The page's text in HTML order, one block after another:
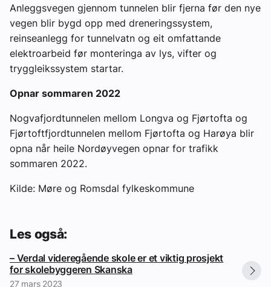
Anleggsvegen gjennom tunnelen blir fjerna før den nye
vegen blir bygd opp med dreneringssystem,
reinseanlegg for tunnelvatn og eit omfattande
elektroarbeid før monteringa av lys, vifter og
tryggleikssystem startar.
Opnar sommaren 2022
Nogvafjordtunnelen mellom Longva og Fjørtofta og
Fjørtoftfjordtunnelen mellom Fjørtofta og Harøya blir
opna når heile Nordøyvegen opnar for trafikk
sommaren 2022.
Kilde: Møre og Romsdal fylkeskommune
Les også:
– Verdal videregående skole er et viktig prosjekt
for skolebyggeren Skanska
27 mars 2023